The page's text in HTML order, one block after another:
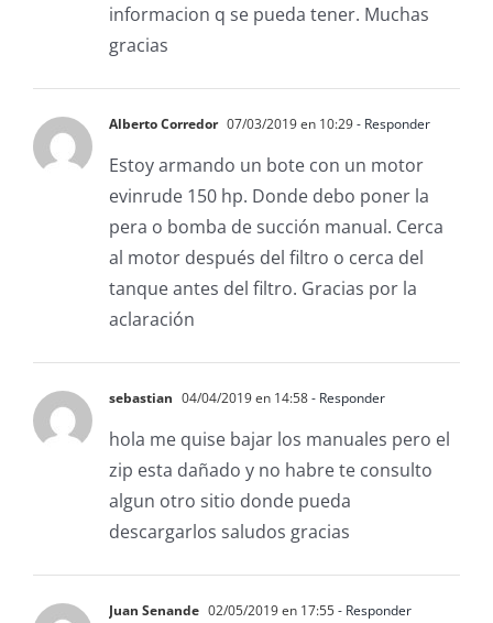
informacion q se pueda tener. Muchas
gracias
Alberto Corredor 07/03/2019 en 10:29- Responder
Estoy armando un bote con un motor
evinrude 150 hp. Donde debo poner la
pera o bomba de succión manual. Cerca
al motor después del filtro o cerca del
tanque antes del filtro. Gracias por la
aclaración
sebastian 04/04/2019 en 14:58- Responder
hola me quise bajar los manuales pero el
zip esta dañado y no habre te consulto
algun otro sitio donde pueda
descargarlos saludos gracias
Juan Senande 02/05/2019 en 17:55- Responder